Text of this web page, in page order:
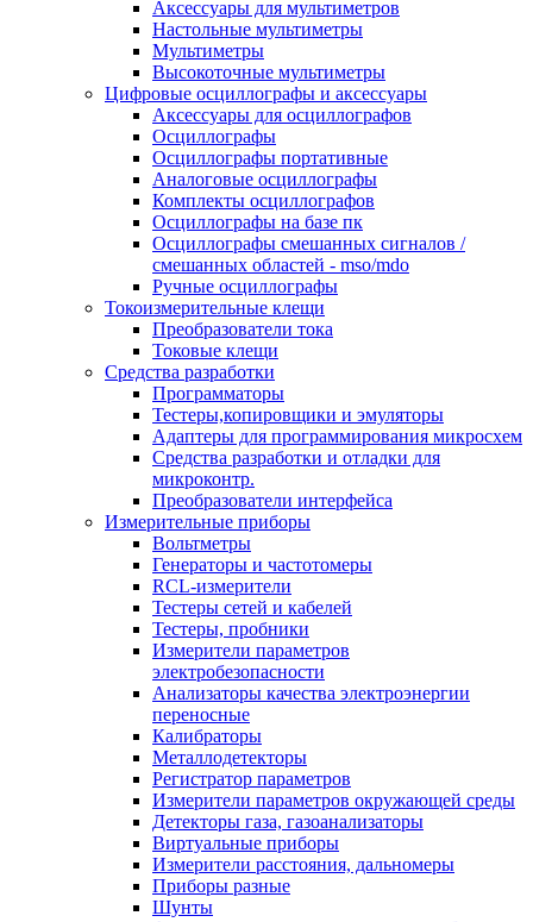
Аксессуары для мультиметров
Настольные мультиметры
Мультиметры
Высокоточные мультиметры
Цифровые осциллографы и аксессуары
Аксессуары для осциллографов
Осциллографы
Осциллографы портативные
Аналоговые осциллографы
Комплекты осциллографов
Осциллографы на базе пк
Осциллографы смешанных сигналов /
смешанных областей - mso/mdo
Ручные осциллографы
Токоизмерительные клещи
Преобразователи тока
Токовые клещи
Средства разработки
Программаторы
Тестеры,копировщики и эмуляторы
Адаптеры для программирования микросхем
Cредства разработки и отладки для
микроконтр.
Преобразователи интерфейса
Измерительные приборы
Вольтметры
Генераторы и частотомеры
RCL-измерители
Тестеры сетей и кабелей
Тестеры, пробники
Измерители параметров
электробезопасности
Анализаторы качества электроэнергии
переносные
Калибраторы
Металлодетекторы
Регистратор параметров
Измерители параметров окружающей среды
Детекторы газа, газоанализаторы
Виртуальные приборы
Измерители расстояния, дальномеры
Приборы разные
Шунты